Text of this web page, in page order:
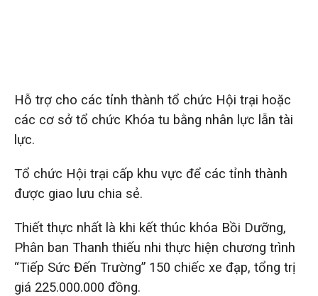
Hỗ trợ cho các tỉnh thành tổ chức Hội trại hoặc
các cơ sở tổ chức Khóa tu bằng nhân lực lẫn tài
lực.
Tổ chức Hội trại cấp khu vực để các tỉnh thành
được giao lưu chia sẻ.
Thiết thực nhất là khi kết thúc khóa Bồi Dưỡng,
Phân ban Thanh thiếu nhi thực hiện chương trình
“Tiếp Sức Đến Trường” 150 chiếc xe đạp, tổng trị
giá 225.000.000 đồng.